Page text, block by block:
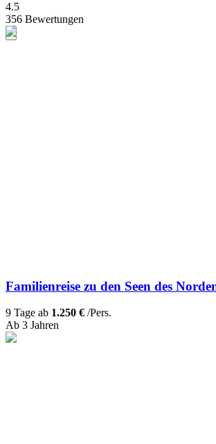
4.5
356 Bewertungen
Familienreise zu den Seen des
9 Tage ab 1.250 € /Pers.
Ab 3 Jahren